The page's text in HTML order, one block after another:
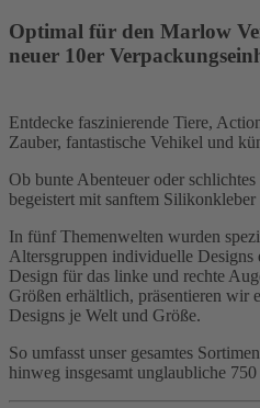
Optimal für den Marlow
neuer 10er
Entdecke faszinierende Tiere,
Zauber, fantastische Vehikel und
Ob bunte Abenteuer oder
begeistert mit sanftem
In fünf Themenwelten wurden
Altersgruppen individuelle Designs
Design für das linke und rechte
Größen erhältlich, präsentieren wir
Designs je Welt und Größe.
So umfasst unser gesamtes
hinweg insgesamt unglaubliche